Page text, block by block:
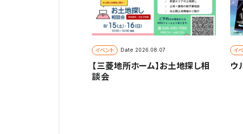
イベント Date 2026.08.07
【三菱地所ホーム】お土地探し相
談会
イ
ウ